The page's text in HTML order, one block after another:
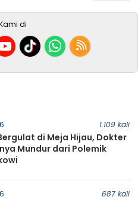
di
1.109 kali
di Meja Hijau, Dokter
Mundur dari Polemik
687 kali